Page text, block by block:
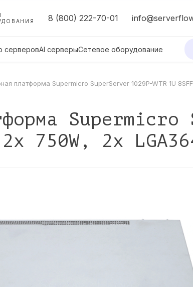
8 (800) 222-70-01
серверовAI серверыСетевое оборудование
платформа Supermicro SuperServer 1029P-WTR 1U
Supermicro
750W, 2x